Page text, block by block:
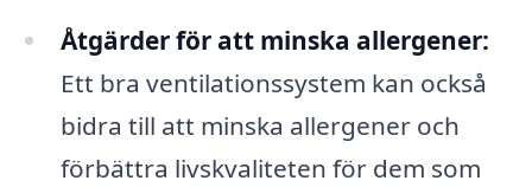
Åtgärder för att minska allergener:
Ett bra ventilationssystem kan också
bidra till att minska allergener och
förbättra livskvaliteten för dem som